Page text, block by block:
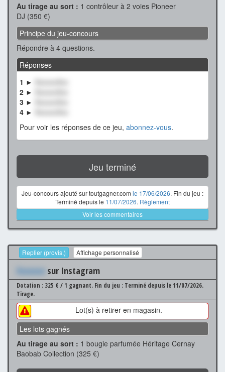
Au tirage au sort : 1 contrôleur à 2 voies Pioneer
DJ (350 €)
Principe du jeu-concours
Répondre à 4 questions.
Réponses
1 ►
XxxxxxXxx
2 ►
3 ►
4 ►
Pour voir les réponses de ce jeu, abonnez-vous.
Jeu terminé
Jeu-concours ajouté sur toutgagner.com le 17/06/2026. Fin du jeu :
Terminé depuis le 11/07/2026. Règlement
Voir les commentaires
Replier (provis.) Affichage personnalisé
Xxxxxxx sur Instagram
Dotation : 325 € / 1 gagnant. Fin du jeu : Terminé depuis le 11/07/2026.
Tirage.
Lot(s) à retirer en magasin.
Les lots gagnés
Au tirage au sort : 1 bougie parfumée Héritage Cernay
Baobab Collection (325 €)